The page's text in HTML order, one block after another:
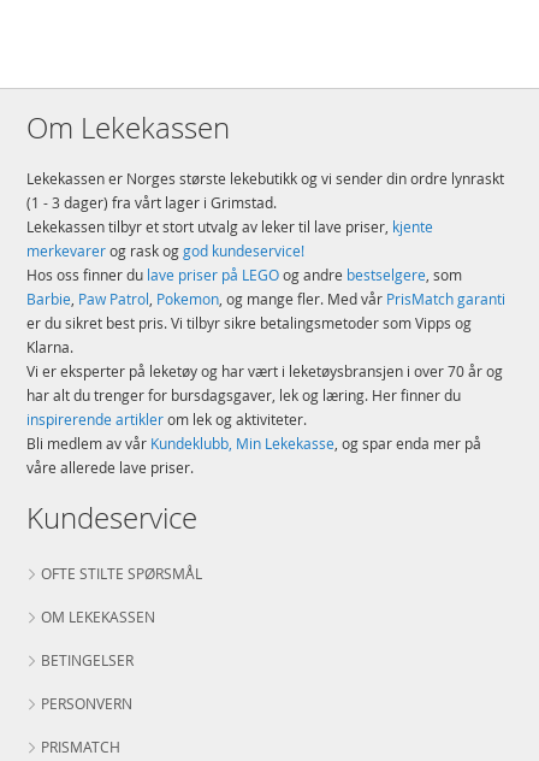
Om Lekekassen
Lekekassen er Norges største lekebutikk og vi sender din ordre lynraskt
(1 - 3 dager) fra vårt lager i Grimstad.
Lekekassen tilbyr et stort utvalg av leker til lave priser, kjente
merkevarerog rask oggod kundeservice!
Hos oss finner du lave priser på LEGOog andre bestselgere, som
Barbie, Paw Patrol, Pokemon, og mange fler. Med vår PrisMatch garanti
er du sikret best pris. Vi tilbyr sikre betalingsmetoder som Vipps og
Klarna.
Vi er eksperter på leketøy og har vært i leketøysbransjen i over 70 år og
har alt du trenger for bursdagsgaver, lek og læring. Her finner du
inspirerende artiklerom lek og aktiviteter.
Bli medlem av vår Kundeklubb, Min Lekekasse, og spar enda mer på
våre allerede lave priser.
Kundeservice
OFTE STILTE SPØRSMÅL
OM LEKEKASSEN
BETINGELSER
PERSONVERN
PRISMATCH